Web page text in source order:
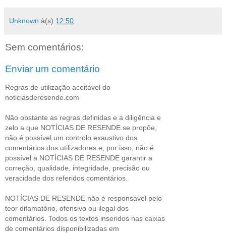
Unknown à(s) 12:50
Sem comentários:
Enviar um comentário
Regras de utilização aceitável do
noticiasderesende.com
Não obstante as regras definidas e a diligência e
zelo a que NOTÍCIAS DE RESENDE se propõe,
não é possível um controlo exaustivo dos
comentários dos utilizadores e, por isso, não é
possível a NOTÍCIAS DE RESENDE garantir a
correção, qualidade, integridade, precisão ou
veracidade dos referidos comentários.
NOTÍCIAS DE RESENDE não é responsável pelo
teor difamatório, ofensivo ou ilegal dos
comentários. Todos os textos inseridos nas caixas
de comentários disponibilizadas em